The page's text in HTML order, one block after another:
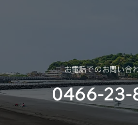
お電話でのお問い合
0466-23-